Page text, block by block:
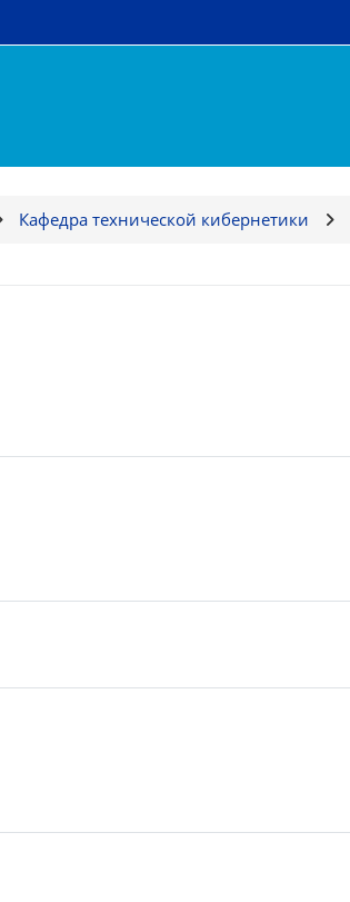
Кафедра технической кибернетики